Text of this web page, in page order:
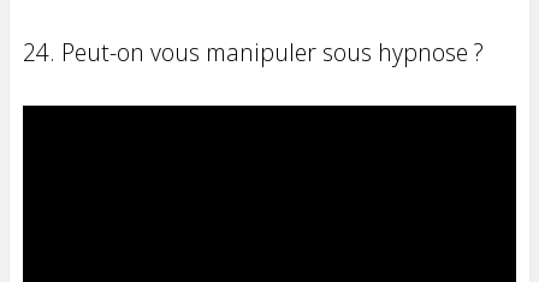
24. Peut-on vous manipuler sous hypnose ?